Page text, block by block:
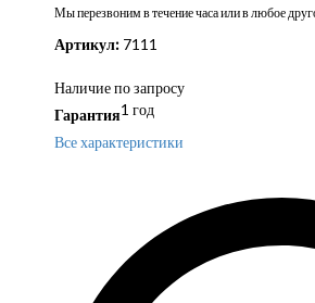
Мы перезвоним в течение часа или в любое
Артикул:7111
Наличие по запросу
Гарантия1 год
Все характеристики